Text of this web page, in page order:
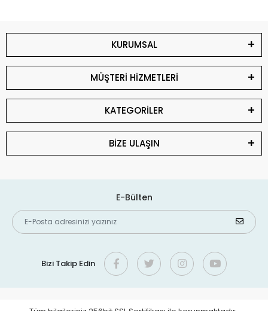
KURUMSAL
MÜŞTERİ HİZMETLERİ
KATEGORİLER
BİZE ULAŞIN
E-Bülten
Bizi Takip Edin